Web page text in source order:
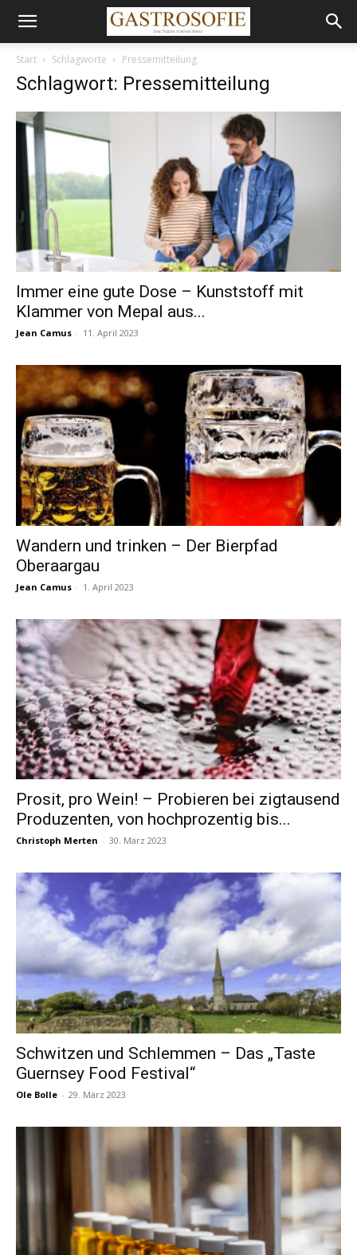
Start Schlagworte Pressemitteilung
Schlagwort: Pressemitteilung
Immer eine gute Dose – Kunststoff mit
Klammer von Mepal aus...
Jean Camus - 11. April 2023
Wandern und trinken – Der Bierpfad
Oberaargau
Jean Camus - 1. April 2023
Prosit, pro Wein! – Probieren bei zigtausend
Produzenten, von hochprozentig bis...
Christoph Merten - 30. März 2023
Schwitzen und Schlemmen – Das „Taste
Guernsey Food Festival“
Ole Bolle - 29. März 2023